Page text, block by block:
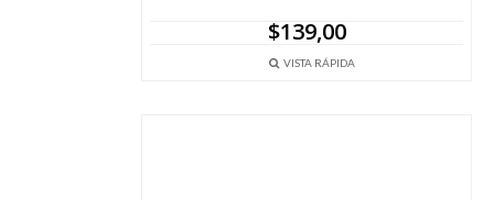
$139,00
VISTA RÁPIDA